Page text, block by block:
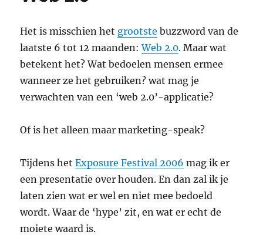
Tim
O’Reilly
Het is misschien het grootste buzzword van de
laatste 6 tot 12 maanden:Web 2.0. Maar wat
betekent het? Wat bedoelen mensen ermee
wanneer ze het gebruiken? wat mag je
verwachten van een ‘web 2.0’-applicatie?
Of is het alleen maar marketing-speak?
Tijdens hetExposure Festival 2006 mag ik er
een presentatie over houden. En dan zal ik je
laten zien wat er wel en niet mee bedoeld
wordt. Waar de ‘hype’ zit, en wat er echt de
moiete waard is.